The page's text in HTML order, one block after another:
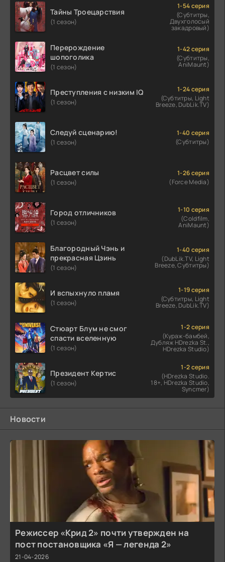
Тайны Троецарствия
(1 сезон)
1-54 серия
(Субтитры,
Двухголосый
закадровый)
Перерождение
шопоголика
(1 сезон)
1-42 серия
(Субтитры,
AniMaunt)
Преступления с низким IQ
(1 сезон)
1-24 серия
(Субтитры, Light
Breeze, DubLik.TV)
Следуй сценарию!
(1 сезон)
1-40 серия
(Субтитры)
Расцвет силы
(1 сезон)
1-26 серия
(Force Media)
Город отличников
(1 сезон)
1-10 серия
(Coldfilm,
AniMaunt)
Благородный Чэнь и
прекрасная Цзинь
(1 сезон)
1-40 серия
(DubLik.TV, Light
Breeze, Субтитры)
И вспыхнуло пламя
(1 сезон)
1-19 серия
(Субтитры, Light
Breeze, DubLik.TV)
Стюарт Блум не смог
спасти вселенную
(1 сезон)
1-2 серия
(Кураж-бамбей,
Дубляж HDrezka St.,
HDrezka Studio)
Президент Кертис
(1 сезон)
1-2 серия
(HDrezka Studio.
18+, HDrezka Studio,
Syncmer)
Новости
Режиссер «Крид 2» почти утвержден на
пост постановщика «Я — легенда 2»
21-04-2026